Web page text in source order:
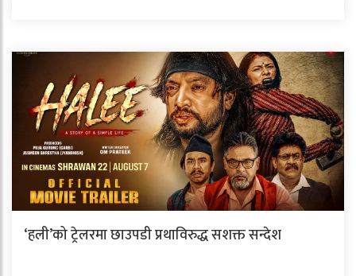
‘हली’को ट्रेलरमा छाउपडी प्रथाविरुद्ध सशक्त सन्देश